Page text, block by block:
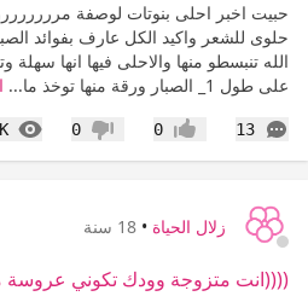
حبيت اخبر احلى بنوتات لوصفة
حلوى للشعر واكيد الكل عارف بفوائد
الله تنبسطو منها والاحلى فيها انها سهلة
على طول 1_ الصبار ورقة منها توخذ ما...
13
التعليقات إعجاب0 عدم إعجاب
0
2K
زلال الحياة • 18 سنة
((((انت متزوجة وودك تكوني عروسة